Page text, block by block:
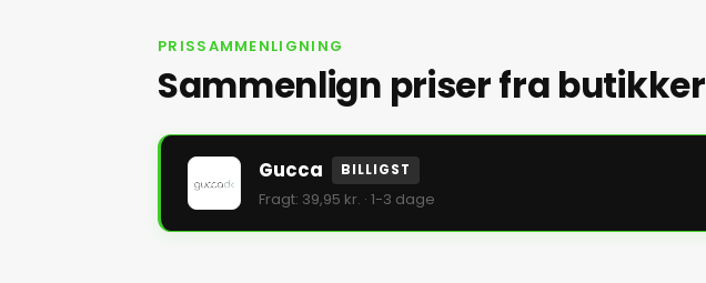
PRISSAMMENLIGNING
Sammenlign priser fra butikker
Gucca BILLIGST
Fragt: 39,95 kr. · 1-3 dage